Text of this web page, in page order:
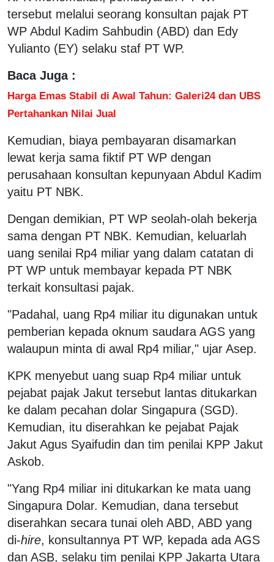
tersebut melalui seorang konsultan pajak PT
WP Abdul Kadim Sahbudin (ABD) dan Edy
Yulianto (EY) selaku staf PT WP.
Baca Juga :
Harga Emas Stabil di Awal Tahun: Galeri24 dan UBS
Pertahankan Nilai Jual
Kemudian, biaya pembayaran disamarkan
lewat kerja sama fiktif PT WP dengan
perusahaan konsultan kepunyaan Abdul Kadim
yaitu PT NBK.
Dengan demikian, PT WP seolah-olah bekerja
sama dengan PT NBK. Kemudian, keluarlah
uang senilai Rp4 miliar yang dalam catatan di
PT WP untuk membayar kepada PT NBK
terkait konsultasi pajak.
"Padahal, uang Rp4 miliar itu digunakan untuk
pemberian kepada oknum saudara AGS yang
walaupun minta di awal Rp4 miliar," ujar Asep.
KPK menyebut uang suap Rp4 miliar untuk
pejabat pajak Jakut tersebut lantas ditukarkan
ke dalam pecahan dolar Singapura (SGD).
Kemudian, itu diserahkan ke pejabat Pajak
Jakut Agus Syaifudin dan tim penilai KPP Jakut
Askob.
"Yang Rp4 miliar ini ditukarkan ke mata uang
Singapura Dolar. Kemudian, dana tersebut
diserahkan secara tunai oleh ABD, ABD yang
di-hire, konsultannya PT WP, kepada ada AGS
dan ASB, selaku tim penilai KPP Jakarta Utara